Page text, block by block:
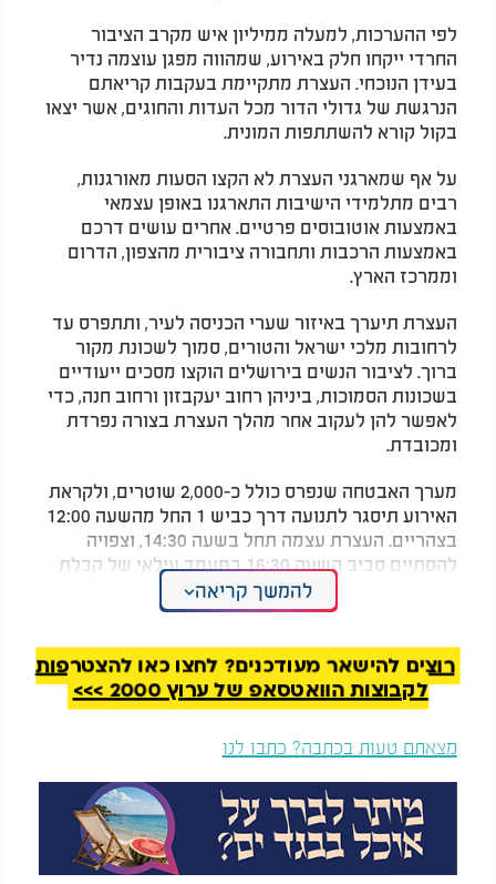
לפי ההערכות, למעלה ממיליון איש מקרב הציבור
החרדי ייקחו חלק באירוע, שמהווה מפגן עוצמה נדיר
בעידן הנוכחי. העצרת מתקיימת בעקבות קריאתם
הנרגשת של גדולי הדור מכל העדות והחוגים, אשר יצאו
בקול קורא להשתתפות המונית.
על אף שמארגני העצרת לא הקצו הסעות מאורגנות,
רבים מתלמידי הישיבות התארגנו באופן עצמאי
באמצעות אוטובוסים פרטיים. אחרים עושים דרכם
באמצעות הרכבות ותחבורה ציבורית מהצפון, הדרום
וממרכז הארץ.
העצרת תיערך באיזור שערי הכניסה לעיר, ותתפרס עד
לרחובות מלכי ישראל והטורים, סמוך לשכונת מקור
ברוך. לציבור הנשים בירושלים הוקצו מסכים ייעודיים
בשכונות הסמוכות, ביניהן רחוב יעקבזון ורחוב חנה, כדי
לאפשר להן לעקוב אחר מהלך העצרת בצורה נפרדת
ומכובדת.
מערך האבטחה שנפרס כולל כ-2,000 שוטרים, ולקראת
האירוע תיסגר לתנועה דרך כביש 1 החל מהשעה 12:00
בצהריים. העצרת עצמה תחל בשעה 14:30, וצפויה
להסתיים סביב השעה 16:30 במעמד עילאי של קבלת
עול מלכות שמים וקריאת שמע בציבור רב.
עולם התורה, שקראו לציבור להגיע במסירות ובתחושת
שליחות. ראש ישיבת סלבודקה, הגאון רבי משה הלל
הירש, שהתבטא בתיעוד מיוחד באומרו כי מדובר
ומאמץ אישי.
בדבריו הדגיש: "המטרה הראשונה היא לפנות בתפילה
לבורא עולם, כשכלל ישראל מתאחד, יש בכך כוח עצום.
מעבר לכך, חשוב שהשלטון יבין שהציבור החרדי עומד
כחומה אחת להגן על ערכי התורה. ואם התפילה לבדה
להמשך קריאה
רוצים להישאר מעודכנים? לחצו כאן להצטרפות
לקבוצות הוואטסאפ של ערוץ 2000 >>>
מצאתם טעות בכתבה? כתבו לנו